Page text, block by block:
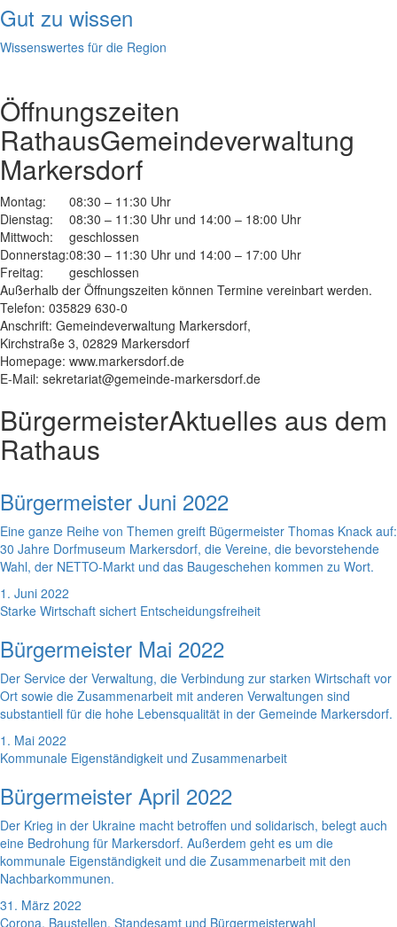
Gut zu wissen
Wissenswertes für die Region
Öffnungszeiten
RathausGemeindeverwaltung
Markersdorf
Montag:
08:30 – 11:30 Uhr
Dienstag:
08:30 – 11:30 Uhr und 14:00 – 18:00 Uhr
Mittwoch:
geschlossen
Donnerstag:08:30 – 11:30 Uhr und 14:00 – 17:00 Uhr
Freitag:
geschlossen
Außerhalb der Öffnungszeiten können Termine vereinbart werden.
Telefon: 035829 630-0
Anschrift: Gemeindeverwaltung Markersdorf,
Kirchstraße 3, 02829 Markersdorf
Homepage: www.markersdorf.de
E-Mail: sekretariat@gemeinde-markersdorf.de
BürgermeisterAktuelles aus dem
Rathaus
Bürgermeister Juni 2022
Eine ganze Reihe von Themen greift Bügermeister Thomas Knack auf:
30 Jahre Dorfmuseum Markersdorf, die Vereine, die bevorstehende
Wahl, der NETTO-Markt und das Baugeschehen kommen zu Wort.
1. Juni 2022
Starke Wirtschaft sichert Entscheidungsfreiheit
Bürgermeister Mai 2022
Der Service der Verwaltung, die Verbindung zur starken Wirtschaft vor
Ort sowie die Zusammenarbeit mit anderen Verwaltungen sind
substantiell für die hohe Lebensqualität in der Gemeinde Markersdorf.
1. Mai 2022
Kommunale Eigenständigkeit und Zusammenarbeit
Bürgermeister April 2022
Der Krieg in der Ukraine macht betroffen und solidarisch, belegt auch
eine Bedrohung für Markersdorf. Außerdem geht es um die
kommunale Eigenständigkeit und die Zusammenarbeit mit den
Nachbarkommunen.
31. März 2022
Corona, Baustellen, Standesamt und Bürgermeisterwahl